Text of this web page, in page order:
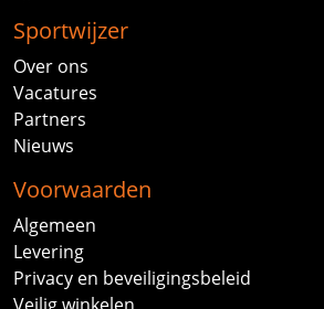
Sportwijzer
Over ons
Vacatures
Partners
Nieuws
Voorwaarden
Algemeen
Levering
Privacy en beveiligingsbeleid